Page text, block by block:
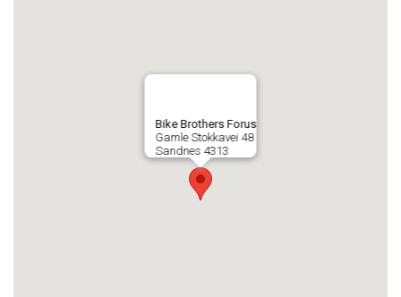
Bike Brothers Forus
Gamle Stokkavei 48
Sandnes 4313